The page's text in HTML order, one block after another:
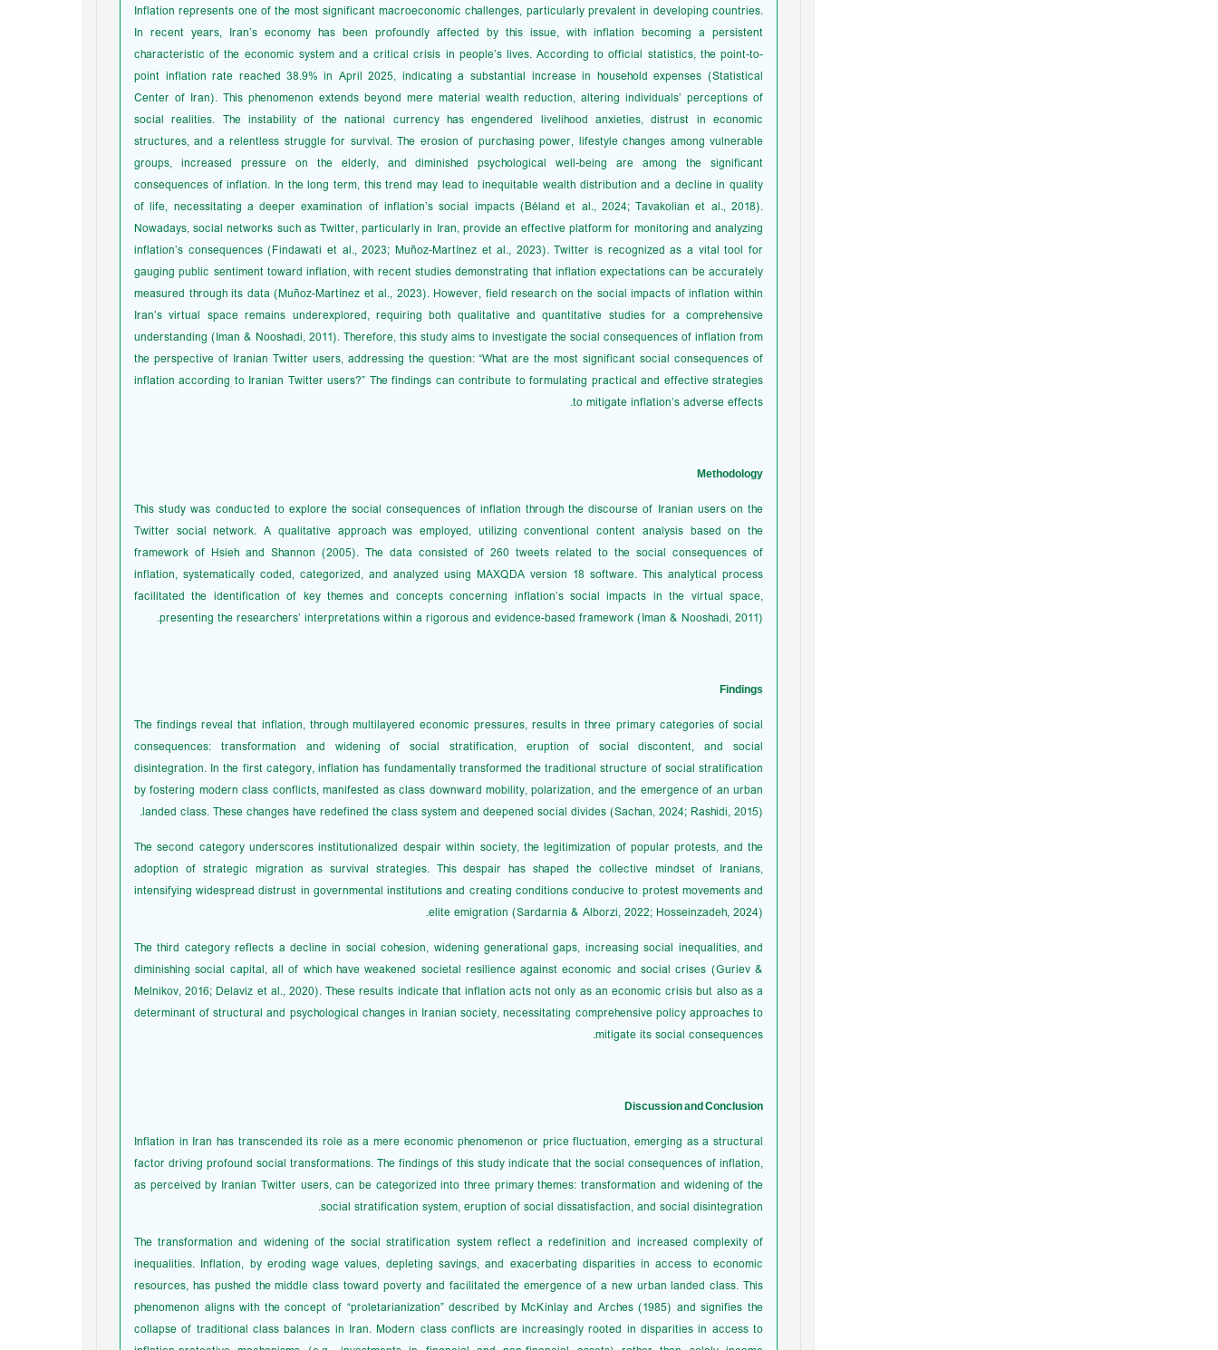
Inflation represents one of the most significant macroeconomic challenges, particularly prevalent in developing countries.
In recent years, Iran’s economy has been profoundly affected by this issue, with inflation becoming a persistent
characteristic of the economic system and a critical crisis in people’s lives. According to official statistics, the point-to-
point inflation rate reached 38.9% in April 2025, indicating a substantial increase in household expenses (Statistical
Center of Iran). This phenomenon extends beyond mere material wealth reduction, altering individuals’ perceptions of
social realities. The instability of the national currency has engendered livelihood anxieties, distrust in economic
structures, and a relentless struggle for survival. The erosion of purchasing power, lifestyle changes among vulnerable
groups, increased pressure on the elderly, and diminished psychological well-being are among the significant
consequences of inflation. In the long term, this trend may lead to inequitable wealth distribution and a decline in quality
of life, necessitating a deeper examination of inflation’s social impacts (Béland et al., 2024; Tavakolian et al., 2018).
Nowadays, social networks such as Twitter, particularly in Iran, provide an effective platform for monitoring and analyzing
inflation’s consequences (Findawati et al., 2023; Muñoz-Martínez et al., 2023). Twitter is recognized as a vital tool for
gauging public sentiment toward inflation, with recent studies demonstrating that inflation expectations can be accurately
measured through its data (Muñoz-Martínez et al., 2023). However, field research on the social impacts of inflation within
Iran’s virtual space remains underexplored, requiring both qualitative and quantitative studies for a comprehensive
understanding (Iman & Nooshadi, 2011). Therefore, this study aims to investigate the social consequences of inflation from
the perspective of Iranian Twitter users, addressing the question: “What are the most significant social consequences of
inflation according to Iranian Twitter users?” The findings can contribute to formulating practical and effective strategies
to mitigate inflation’s adverse effects.
Methodology
This study was conducted to explore the social consequences of inflation through the discourse of Iranian users on the
Twitter social network. A qualitative approach was employed, utilizing conventional content analysis based on the
framework of Hsieh and Shannon (2005). The data consisted of 260 tweets related to the social consequences of
inflation, systematically coded, categorized, and analyzed using MAXQDA version 18 software. This analytical process
facilitated the identification of key themes and concepts concerning inflation’s social impacts in the virtual space,
presenting the researchers’ interpretations within a rigorous and evidence-based framework (Iman & Nooshadi, 2011).
Findings
The findings reveal that inflation, through multilayered economic pressures, results in three primary categories of social
consequences: transformation and widening of social stratification, eruption of social discontent, and social
disintegration. In the first category, inflation has fundamentally transformed the traditional structure of social stratification
by fostering modern class conflicts, manifested as class downward mobility, polarization, and the emergence of an urban
landed class. These changes have redefined the class system and deepened social divides (Sachan, 2024; Rashidi, 2015).
The second category underscores institutionalized despair within society, the legitimization of popular protests, and the
adoption of strategic migration as survival strategies. This despair has shaped the collective mindset of Iranians,
intensifying widespread distrust in governmental institutions and creating conditions conducive to protest movements and
elite emigration (Sardarnia & Alborzi, 2022; Hosseinzadeh, 2024).
The third category reflects a decline in social cohesion, widening generational gaps, increasing social inequalities, and
diminishing social capital, all of which have weakened societal resilience against economic and social crises (Guriev &
Melnikov, 2016; Delaviz et al., 2020). These results indicate that inflation acts not only as an economic crisis but also as a
determinant of structural and psychological changes in Iranian society, necessitating comprehensive policy approaches to
mitigate its social consequences.
Discussion and Conclusion
Inflation in Iran has transcended its role as a mere economic phenomenon or price fluctuation, emerging as a structural
factor driving profound social transformations. The findings of this study indicate that the social consequences of inflation,
as perceived by Iranian Twitter users, can be categorized into three primary themes: transformation and widening of the
social stratification system, eruption of social dissatisfaction, and social disintegration.
The transformation and widening of the social stratification system reflect a redefinition and increased complexity of
inequalities. Inflation, by eroding wage values, depleting savings, and exacerbating disparities in access to economic
resources, has pushed the middle class toward poverty and facilitated the emergence of a new urban landed class. This
phenomenon aligns with the concept of “proletarianization” described by McKinlay and Arches (1985) and signifies the
collapse of traditional class balances in Iran. Modern class conflicts are increasingly rooted in disparities in access to